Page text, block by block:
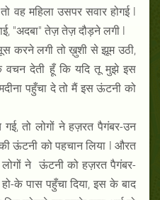
वह महिला उसपर सवार होगई l
"अदबा" तेज़ तेज़ दौड़ने लगी l
करने लगी तो ख़ुशी से झूम उठी,
वचन देती हूँ कि यदि तू मुझे इस
पहुँचा दे तो मैं इस ऊंटनी को
गई, तो लोगों ने हज़रत पैगंबर-उन
ऊंटनी को पहचान लिया l औरत
ने ऊंटनी को हज़रत पैगंबर-
के पास पहुँचा दिया, इस के बाद